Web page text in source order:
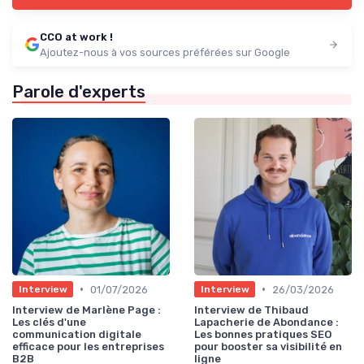
CCO at work !
Ajoutez-nous à vos sources préférées sur Google
Parole d'experts
Interview • 01/07/2026
Interview de Marlène Page :
Les clés d'une
communication digitale
efficace pour les entreprises
B2B
Interview •
26/03/2026
Interview de Thibaud
Lapacherie de Abondance :
Les bonnes pratiques SEO
pour booster sa visibilité en
ligne